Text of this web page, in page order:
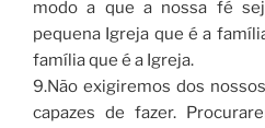
modo a que a nossa fé
pequena Igreja que é a
família que é a Igreja.
9.Não exigiremos dos
capazes de fazer.